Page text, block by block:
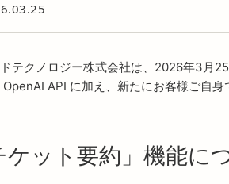
テクノロジー株式会社は、2026年3月
API に加え、新たにお客様ご自
ケット要約」機能に